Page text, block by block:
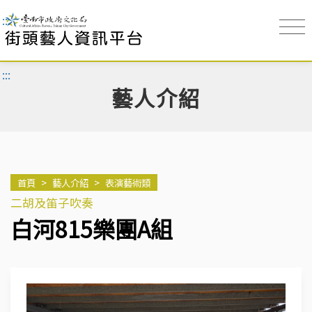
:::
:::
藝人介紹
首頁 > 藝人介紹 > 表演藝術類
二胡及笛子吹奏
白河815樂團A組